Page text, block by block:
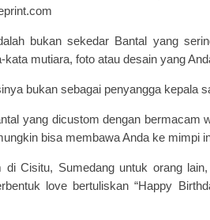
bukan sekedar Bantal yang
mutiara, foto atau desain yang
bukan sebagai penyangga kepala
yang dicustom dengan bermacam
bisa membawa Anda ke mimpi
di Cisitu, Sumedang untuk orang
love bertuliskan “Happy